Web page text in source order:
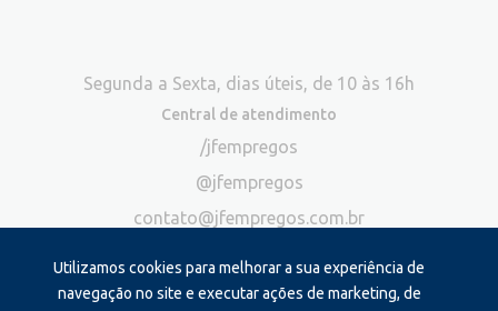
Utilizamos cookies para melhorar a sua experiência de
navegação no site e executar ações de marketing, de
Segunda a Sexta, dias úteis, de 10 às 16h
Central de atendimento
/jfempregos
@jfempregos
contato@jfempregos.com.br
Publicidade